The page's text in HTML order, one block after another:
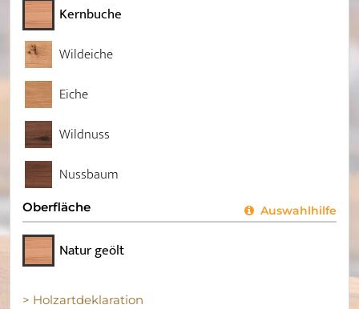
Kernbuche
Wildeiche
Eiche
Wildnuss
Nussbaum
Oberfläche Auswahlhilfe
Natur geölt
> Holzartdeklaration